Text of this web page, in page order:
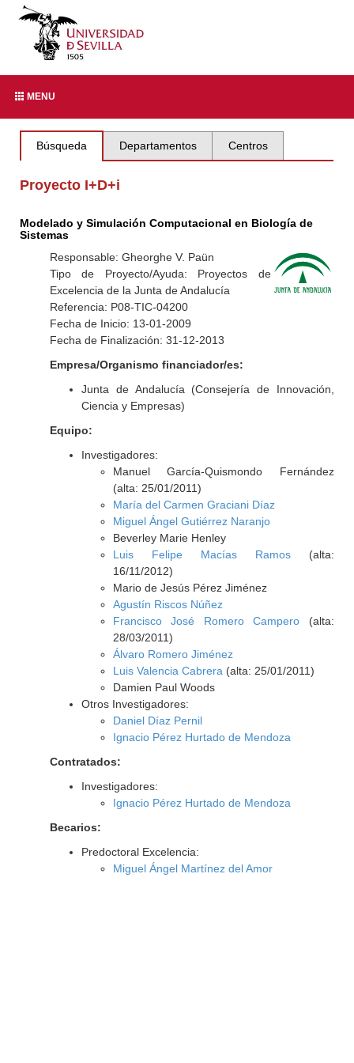
MENU
Búsqueda Departamentos Centros
Proyecto I+D+i
Modelado y Simulación Computacional en Biología de
Sistemas
Responsable: Gheorghe V. Paün
Tipo de Proyecto/Ayuda: Proyectos de
Excelencia de la Junta de Andalucía
Referencia: P08-TIC-04200
Fecha de Inicio: 13-01-2009
Fecha de Finalización: 31-12-2013
Empresa/Organismo financiador/es:
Junta de Andalucía (Consejería de Innovación,
Ciencia y Empresas)
Equipo:
Investigadores:
Manuel García-Quismondo Fernández
(alta: 25/01/2011)
María del Carmen Graciani Díaz
Miguel Ángel Gutiérrez Naranjo
Beverley Marie Henley
Luis Felipe Macías Ramos(alta:
16/11/2012)
Mario de Jesús Pérez Jiménez
Agustín Riscos Núñez
Francisco José Romero Campero (alta:
28/03/2011)
Álvaro Romero Jiménez
Luis Valencia Cabrera (alta: 25/01/2011)
Damien Paul Woods
Otros Investigadores:
Daniel Díaz Pernil
Ignacio Pérez Hurtado de Mendoza
Contratados:
Investigadores:
Ignacio Pérez Hurtado de Mendoza
Becarios:
Predoctoral Excelencia:
Miguel Ángel Martínez del Amor